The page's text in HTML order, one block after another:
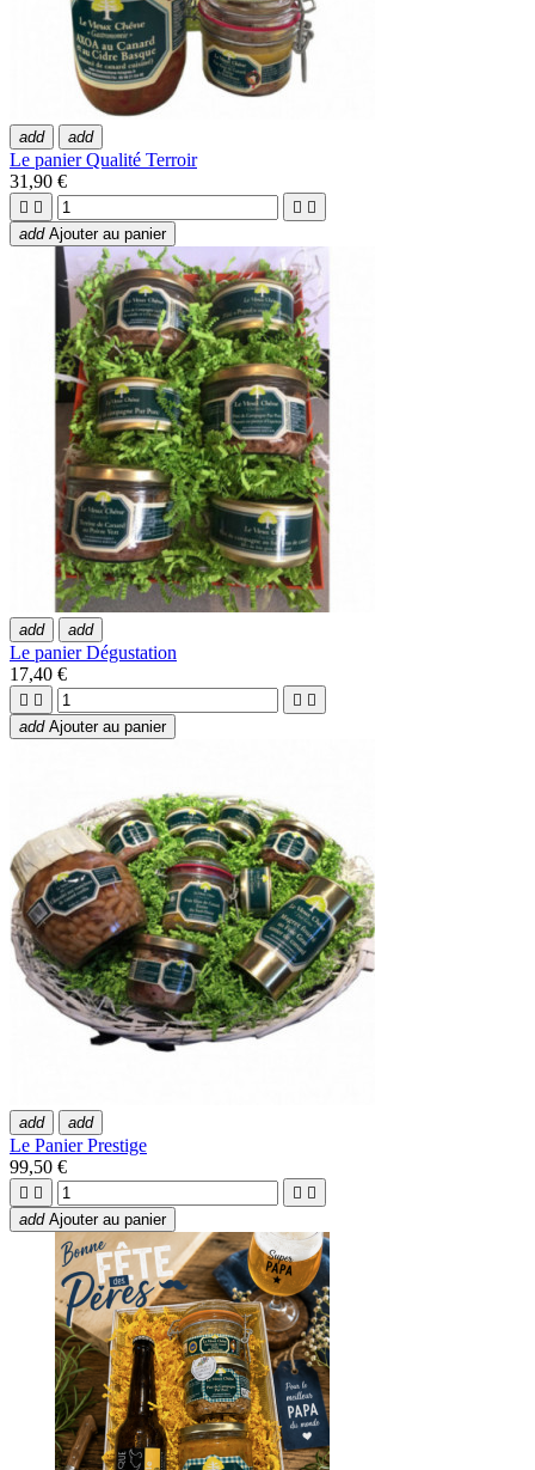
add add
Le panier Qualité Terroir
31,90 €
   
add Ajouter au panier
add add
Le panier Dégustation
17,40 €
   
add Ajouter au panier
add add
Le Panier Prestige
99,50 €
   
add Ajouter au panier